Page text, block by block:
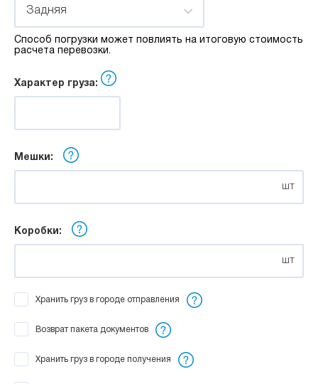
м
Задняя
Способ погрузки может повлиять на итоговую стоимость
расчета перевозки.
Характер груза:
Мешки:
шт
Коробки:
шт
Хранить груз в городе отправления
Возврат пакета документов
Хранить груз в городе получения